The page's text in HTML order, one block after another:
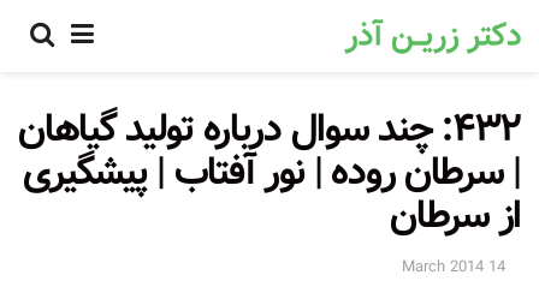
۴۳۲: چند سوال درباره تولید گیاهان
| سرطان روده | نور آفتاب | پیشگیری
از سرطان
14 March 2014